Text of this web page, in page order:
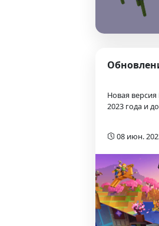
Новая
2023 года и
08 июн.